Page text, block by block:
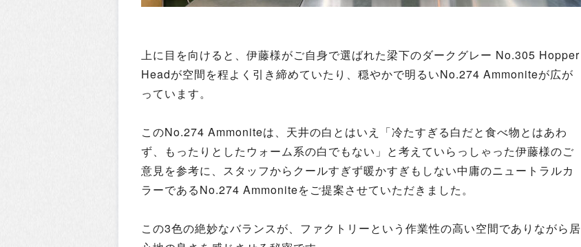
上に目を向けると、伊藤様がご自身で選ばれた梁下のダークグレー No.305 Hopper
Headが空間を程よく引き締めていたり、穏やかで明るいNo.274 Ammoniteが広が
っています。
このNo.274 Ammoniteは、天井の白とはいえ「冷たすぎる白だと食べ物とはあわ
ず、もったりとしたウォーム系の白でもない」と考えていらっしゃった伊藤様のご
意見を参考に、スタッフからクールすぎず暖かすぎもしない中庸のニュートラルカ
ラーであるNo.274 Ammoniteをご提案させていただきました。
この3色の絶妙なバランスが、ファクトリーという作業性の高い空間でありながら居